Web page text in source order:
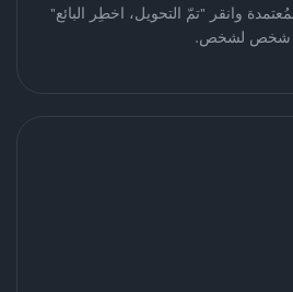
وانقر "تمّ التحويل، اخطِر البائع"